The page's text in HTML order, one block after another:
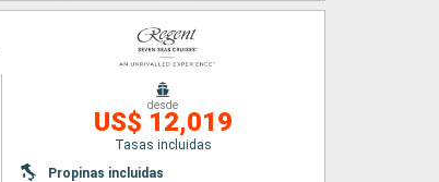
desde
US$ 12,019
Tasas incluidas
Propinas incluidas